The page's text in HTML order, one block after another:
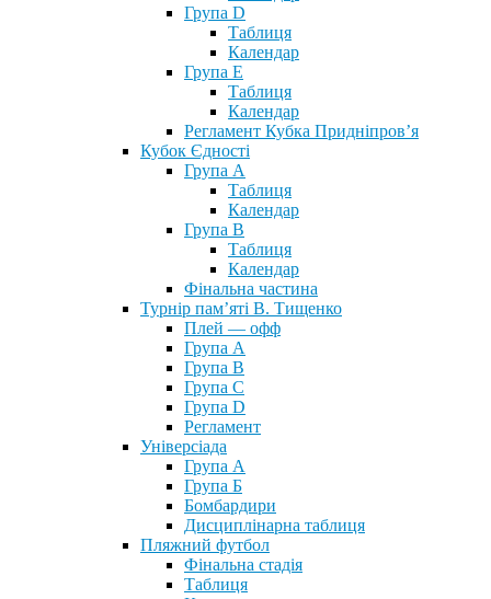
Група D
Таблиця
Календар
Група Е
Таблиця
Календар
Регламент Кубка Придніпров’я
Кубок Єдності
Група А
Таблиця
Календар
Група В
Таблиця
Календар
Фінальна частина
Турнір пам’яті В. Тищенко
Плей — офф
Група А
Група B
Група С
Група D
Регламент
Універсіада
Група А
Група Б
Бомбардири
Дисциплінарна таблиця
Пляжний футбол
Фінальна стадія
Таблиця